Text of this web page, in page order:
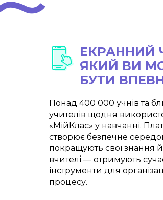
ЕКРАННИЙ
ЯКИЙ ВИ
БУТИ
Понад 400 000 учнів та
учителів щодня
«МійКлас» у навчанні.
створює безпечне
покращують свої знання
вчителі — отримують
інструменти для
процесу.